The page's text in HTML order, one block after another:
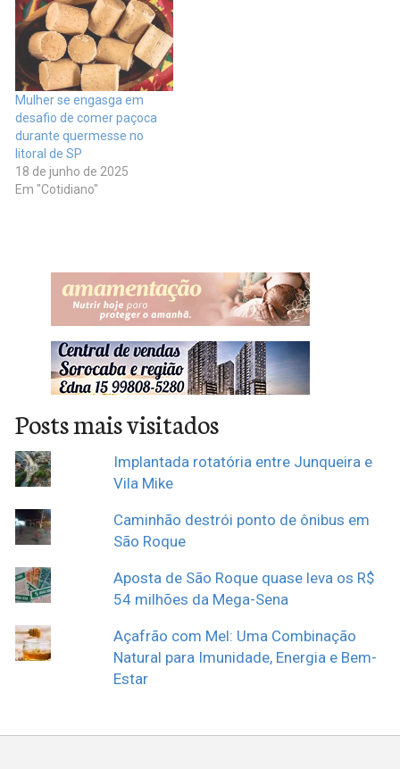
Mulher se engasga em
desafio de comer paçoca
durante quermesse no
litoral de SP
18 de junho de 2025
Em "Cotidiano"
Posts mais visitados
Implantada rotatória entre Junqueira e
Vila Mike
Caminhão destrói ponto de ônibus em
São Roque
Aposta de São Roque quase leva os R$
54 milhões da Mega-Sena
Açafrão com Mel: Uma Combinação
Natural para Imunidade, Energia e Bem-
Estar